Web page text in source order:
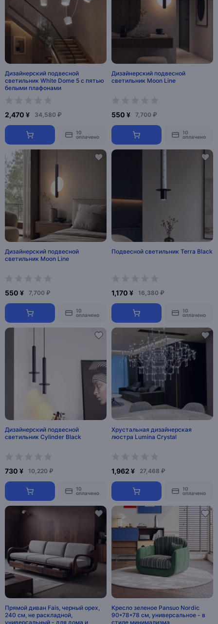
Дизайнерский подвесной
светильник White Dome 5 с пятью
белыми плафонами
2,470 ¥ 34,580 ₽
10
оплачено
Дизайнерский подвесной
светильник Moon Line
550 ¥ 7,700 ₽
10
оплачено
Дизайнерский подвесной
светильник Moon Line
550 ¥ 7,700 ₽
10
оплачено
Подвесной светильник Terra Black
1,170 ¥ 16,380 ₽
10
оплачено
Дизайнерский подвесной
светильник Cylinder Black
730 ¥ 10,220 ₽
10
оплачено
Хрустальная дизайнерская
люстра Lumina Crystal
1,962 ¥ 27,468 ₽
10
оплачено
Прямой диван Fais, черный орех,
240 см, не раскладной,
универсальный - для дома и
Кресло зеленое Pansuo Nordic
90*78*78 см, универсальное - в
стиле минимализма